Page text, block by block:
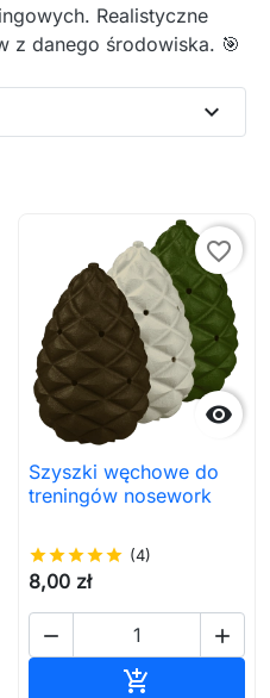
Realistyczne
z danego środowiska. 🎯
expand_more

favorite_border
Szyszki węchowe do
treningów nosework
starstarstarstarstar (4)
8,00 zł
 
